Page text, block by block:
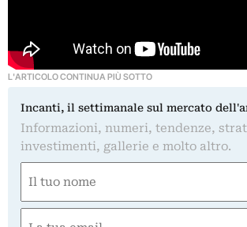
L'ARTICOLO CONTINUA PIÙ SOTTO
Incanti, il settimanale sul mercato
Informazioni, numeri, tendenze,
investimenti, gallerie e molto altro.
(Required)
First